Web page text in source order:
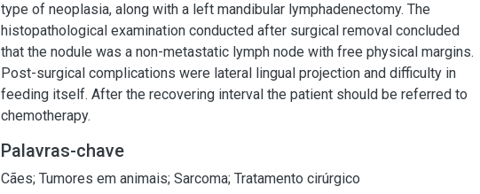
type of neoplasia, along with a left mandibular lymphadenectomy. The
histopathological examination conducted after surgical removal concluded
that the nodule was a non-metastatic lymph node with free physical margins.
Post-surgical complications were lateral lingual projection and difficulty in
feeding itself. After the recovering interval the patient should be referred to
chemotherapy.
Palavras-chave
Cães; Tumores em animais; Sarcoma; Tratamento cirúrgico